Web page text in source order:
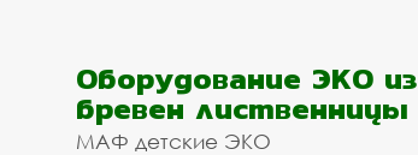
Оборудование ЭКО из
бревен лиственницы
МАФ детские ЭКО